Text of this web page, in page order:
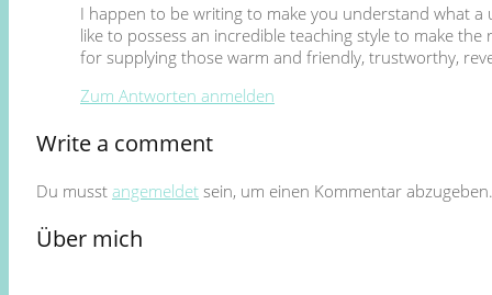
I happen to be writing to make you understand what
like to possess an incredible teaching style to make
for supplying those warm and friendly, trustworthy,
Zum Antworten anmelden
Write a comment
Du musst angemeldet sein, um einen Kommentar abzugeben.
Über mich